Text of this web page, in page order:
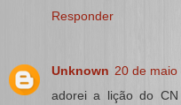
Responder
Unknown 20 de
adorei a lição do CN